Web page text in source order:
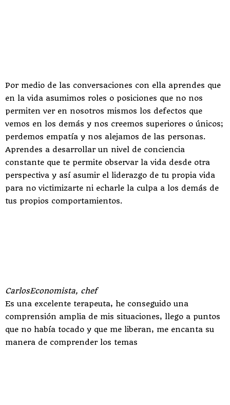
Por medio de las conversaciones con ella aprendes que
en la vida asumimos roles o posiciones que no nos
permiten ver en nosotros mismos los defectos que
vemos en los demás y nos creemos superiores o únicos;
perdemos empatía y nos alejamos de las personas.
Aprendes a desarrollar un nivel de conciencia
constante que te permite observar la vida desde otra
perspectiva y así asumir el liderazgo de tu propia vida
para no victimizarte ni echarle la culpa a los demás de
tus propios comportamientos.
CarlosEconomista, chef
Es una excelente terapeuta, he conseguido una
comprensión amplia de mis situaciones, llego a puntos
que no había tocado y que me liberan, me encanta su
manera de comprender los temas